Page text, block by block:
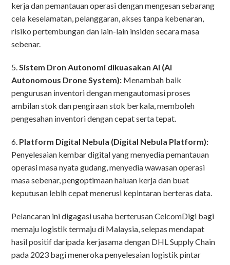
kerja dan pemantauan operasi dengan mengesan sebarang
cela keselamatan, pelanggaran, akses tanpa kebenaran,
risiko pertembungan dan lain-lain insiden secara masa
sebenar.
5.Sistem Dron Autonomi dikuasakan AI (AI
Autonomous Drone System): Menambah baik
pengurusan inventori dengan mengautomasi proses
ambilan stok dan pengiraan stok berkala, memboleh
pengesahan inventori dengan cepat serta tepat.
6. Platform Digital Nebula (Digital Nebula Platform):
Penyelesaian kembar digital yang menyedia pemantauan
operasi masa nyata gudang, menyedia wawasan operasi
masa sebenar, pengoptimaan haluan kerja dan buat
keputusan lebih cepat menerusi kepintaran berteras data.
Pelancaran ini digagasi usaha berterusan CelcomDigi bagi
memaju logistik termaju di Malaysia, selepas mendapat
hasil positif daripada kerjasama dengan DHL Supply Chain
pada 2023 bagi meneroka penyelesaian logistik pintar